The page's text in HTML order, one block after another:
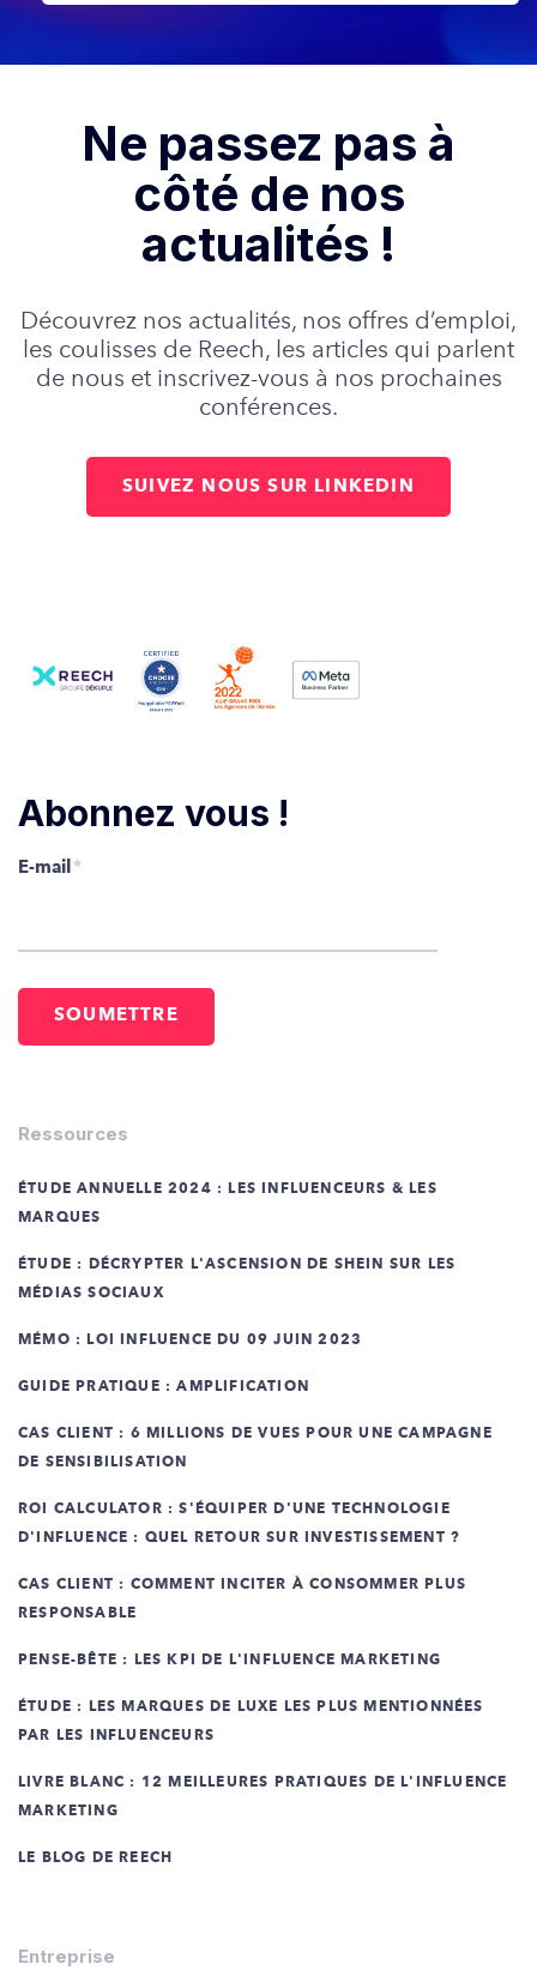
Ne passez pas à
côté de nos
actualités !
Découvrez nos actualités, nos offres d’emploi,
les coulisses de Reech, les articles qui parlent
de nous et inscrivez-vous à nos prochaines
conférences.
SUIVEZ NOUS SUR LINKEDIN
Abonnez vous !
E-mail *
Ressources
ÉTUDE ANNUELLE 2024 : LES INFLUENCEURS & LES
MARQUES
ÉTUDE : DÉCRYPTER L'ASCENSION DE SHEIN SUR LES
MÉDIAS SOCIAUX
MÉMO : LOI INFLUENCE DU 09 JUIN 2023
GUIDE PRATIQUE : AMPLIFICATION
CAS CLIENT : 6 MILLIONS DE VUES POUR UNE CAMPAGNE
DE SENSIBILISATION
ROI CALCULATOR : S'ÉQUIPER D'UNE TECHNOLOGIE
D'INFLUENCE : QUEL RETOUR SUR INVESTISSEMENT ?
CAS CLIENT : COMMENT INCITER À CONSOMMER PLUS
RESPONSABLE
PENSE-BÊTE : LES KPI DE L'INFLUENCE MARKETING
ÉTUDE : LES MARQUES DE LUXE LES PLUS MENTIONNÉES
PAR LES INFLUENCEURS
LIVRE BLANC : 12 MEILLEURES PRATIQUES DE L'INFLUENCE
MARKETING
LE BLOG DE REECH
Entreprise